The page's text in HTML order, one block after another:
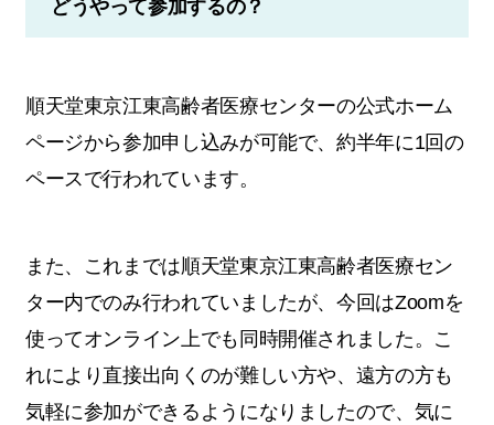
どうやって参加するの？
順天堂東京江東高齢者医療センターの公式ホーム
ページから参加申し込みが可能で、約半年に1回の
ペースで行われています。
また、これまでは順天堂東京江東高齢者医療セン
ター内でのみ行われていましたが、今回はZoomを
使ってオンライン上でも同時開催されました。こ
れにより直接出向くのが難しい方や、遠方の方も
気軽に参加ができるようになりましたので、気に